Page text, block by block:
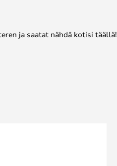
ja saatat nähdä kotisi täällä!